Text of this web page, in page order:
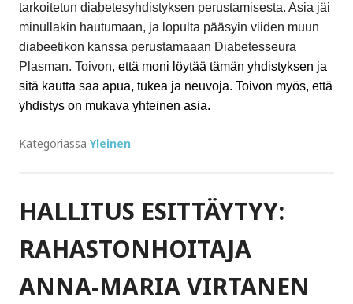
tarkoitetun diabetesyhdistyksen perustamisesta. Asia jäi
minullakin hautumaan, ja lopulta pääsyin viiden muun
diabeetikon kanssa perustamaaan Diabetesseura
Plasman. Toivon, että moni löytää tämän yhdistyksen ja
sitä kautta saa apua, tukea ja neuvoja. Toivon myös, että
yhdistys on mukava yhteinen asia.
Kategoriassa Yleinen
HALLITUS ESITTÄYTYY:
RAHASTONHOITAJA
ANNA-MARIA VIRTANEN